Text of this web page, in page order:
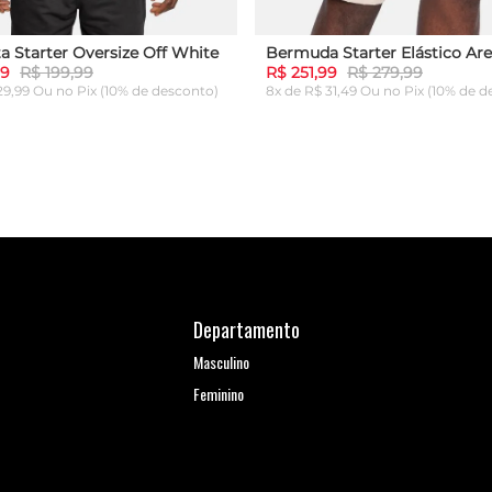
Starter Oversize Off White
R$ 199,99
Ou no Pix (10% de desconto)
Bermuda Starter Elástico
R$ 251,99 R$ 279,99
8x de R$ 31,49 Ou no Pix (10% de
Departamento
Masculino
Feminino